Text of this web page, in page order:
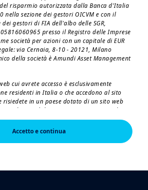
| Podcast
pubblicati hanno
a ridurre la
...
risparmio autorizzata dalla Banca d'Italia
nella sezione dei gestori OICVM e con il
gestori di FIA dell'albo delle SGR,
presso il Registro delle Imprese
società per azioni con un capitale di EUR
via Cernaia, 8-10 - 20121, Milano
della società è Amundi Asset Management
cui avrete accesso è esclusivamente
residenti in Italia o che accedono al sito
risiedete in un paese dotato di un sito web
preghiamo di lasciare questa pagina e di
e l'utilizzo delle pagine del sito
da parte dell'utilizzatore dei contenuti
sito web - inclusi i dati, le notizie, le
Accetto e continua